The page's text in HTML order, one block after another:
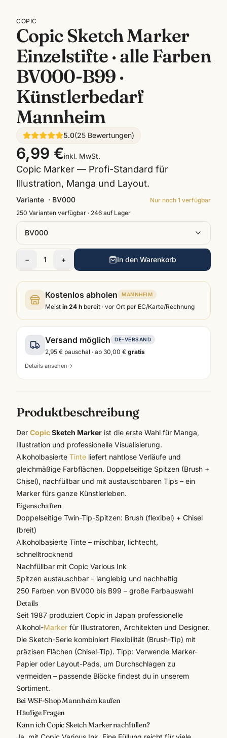
COPIC
Copic Sketch Marker
Einzelstifte · alle Farben
BV000-B99 ·
Künstlerbedarf
Mannheim
5.0(25 Bewertungen)
6,99 €inkl. MwSt.
Copic Marker — Profi-Standard für
Illustration, Manga und Layout.
Variante · BV000 Nur noch 1 verfügbar
250 Varianten verfügbar · 246 auf Lager
BV000
− 1 + In den Warenkorb
Kostenlos abholen MANNHEIM
Meist in 24 h bereit · vor Ort per EC/Karte/Rechnung
Versand möglich DE-VERSAND
2,95 € pauschal · ab 30,00 € gratis
Details ansehen→
Produktbeschreibung
Der CopicSketch Marker ist die erste Wahl für Manga,
Illustration und professionelle Visualisierung.
Alkoholbasierte Tinte liefert nahtlose Verläufe und
gleichmäßige Farbflächen. Doppelseitige Spitzen (Brush +
Chisel), nachfüllbar und mit austauschbaren Tips – ein
Marker fürs ganze Künstlerleben.
Eigenschaften
Doppelseitige Twin-Tip-Spitzen: Brush (flexibel) + Chisel
(breit)
Alkoholbasierte Tinte – mischbar, lichtecht,
schnelltrocknend
Nachfüllbar mit Copic Various Ink
Spitzen austauschbar – langlebig und nachhaltig
250 Farben von BV000 bis B99 – große Farbauswahl
Details
Seit 1987 produziert Copic in Japan professionelle
Alkohol-Marker für Illustratoren, Architekten und Designer.
Die Sketch-Serie kombiniert Flexibilität (Brush-Tip) mit
präzisen Flächen (Chisel-Tip). Tipp: Verwende Marker-
Papier oder Layout-Pads, um Durchschlagen zu
vermeiden – passende Blöcke findest du in unserem
Sortiment.
Bei WSF-Shop Mannheim kaufen
Häufige Fragen
Kann ich Copic Sketch Marker nachfüllen?